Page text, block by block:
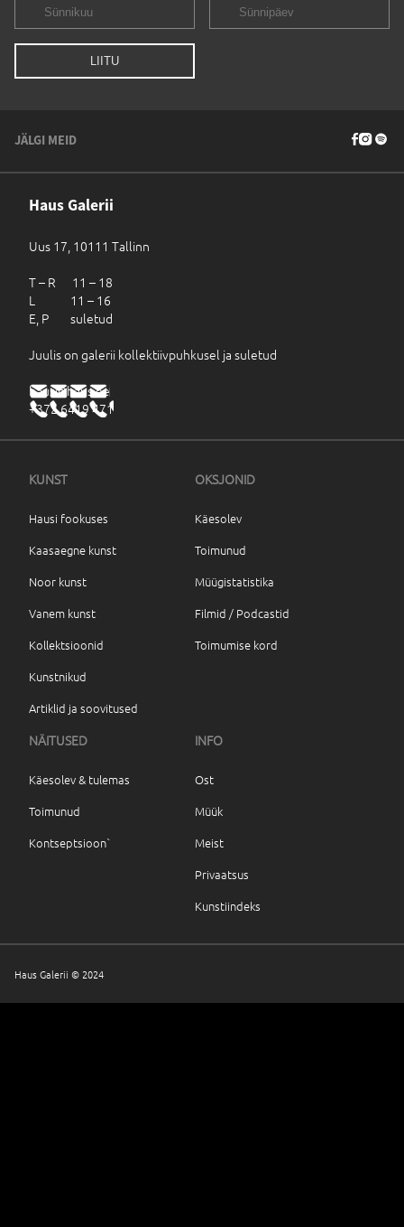
JÄLGI MEID
Haus Galerii
Uus 17, 10111 Tallinn
T – R 11 – 18
L 11 – 16
E, P suletud
Juulis on galerii kollektiivpuhkusel ja suletud
haus@haus.ee
+372 6419 471
KUNST
Hausi fookuses
Kaasaegne kunst
Noor kunst
Vanem kunst
Kollektsioonid
Kunstnikud
Artiklid ja soovitused
OKSJONID
Käesolev
Toimunud
Müügistatistika
Filmid / Podcastid
Toimumise kord
NÄITUSED
Käesolev & tulemas
Toimunud
Kontseptsioon`
INFO
Ost
Müük
Meist
Privaatsus
Kunstiindeks
Haus Galerii © 2024